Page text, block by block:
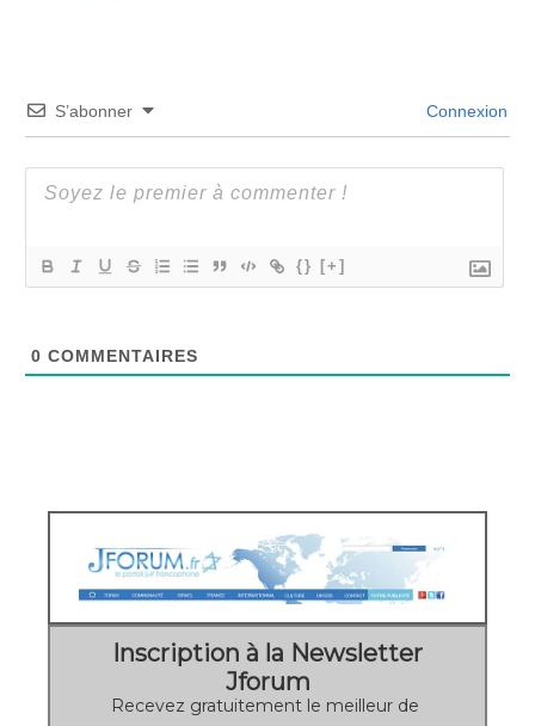
S’abonner Connexion
{} [+]
0 COMMENTAIRES
Inscription à la Newsletter
Jforum
Recevez gratuitement le meilleur de